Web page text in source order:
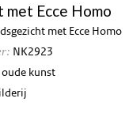
met Ecce Homo
met Ecce Homo
NK2923
oude kunst